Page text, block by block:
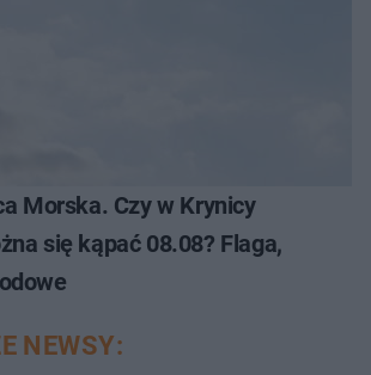
Morska. Czy w Krynicy
się kąpać 08.08? Flaga,
NEWSY: